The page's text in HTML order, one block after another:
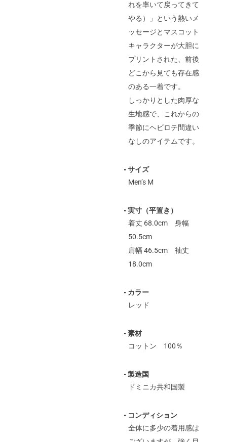
れを率いて戻ってきて
やる）」という熱いメ
ッセージとマスコット
キャラクターが大胆に
プリントされた、前後
どこから見ても存在感
のある一着です。
しっかりとした肉厚な
生地感で、これからの
季節にヘビロテ間違い
なしのアイテムです。
• サイズ
Men’s M
• 実寸（平置き）
着丈 68.0cm 身幅
50.5cm
肩幅 46.5cm 袖丈
18.0cm
• カラー
レッド
• 素材
コットン 100％
• 製造国
ドミニカ共和国製
• コンディション
全体に多少の着用感は